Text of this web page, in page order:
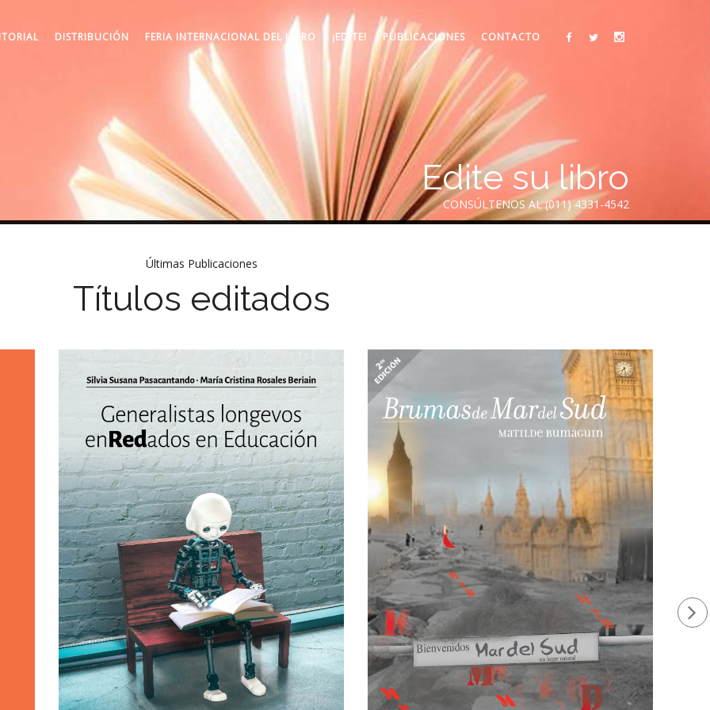
DISTRIBUCIÓN FERIA INTERNACIONAL DEL LIBRO ¡EDITE! PUBLICACIONES CONTACTO
Edite su libro
CONSÚLTENOS AL (011) 4331-4542
Últimas Publicaciones
Títulos editados